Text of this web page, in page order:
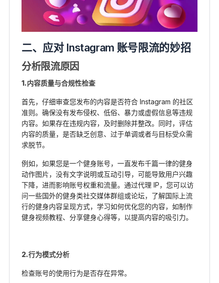
二、应对 Instagram 账号限流的妙招
分析限流原因
1.内容质量与合规性检查
首先，仔细审查您发布的内容是否符合 Instagram 的社区
准则。确保没有发布侵权、低俗、暴力或虚假信息等违规
内容。如果存在违规内容，及时删除并整改。同时，评估
内容的质量，是否缺乏创意、过于单调或者与目标受众需
求脱节。
例如，如果您是一个健身账号，一直发布千篇一律的健身
动作图片，没有文字说明或互动引导，可能导致用户兴趣
下降，进而影响账号权重和流量。通过代理 IP，您可以访
问一些国外的健身类社交媒体群组或论坛，了解国际上流
行的健身内容呈现方式，学习如何优化您的内容，如制作
健身视频教程、分享健身心得等，以提高内容的吸引力。
2.行为模式分析
检查账号的使用行为是否存在异常。